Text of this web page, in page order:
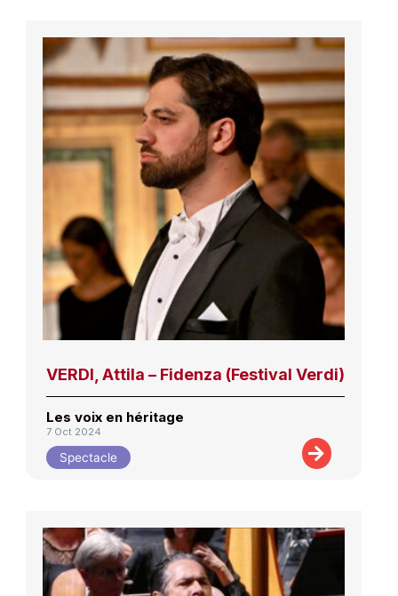
VERDI, Attila – Fidenza (Festival Verdi)
Les voix en héritage
7 Oct 2024
Spectacle